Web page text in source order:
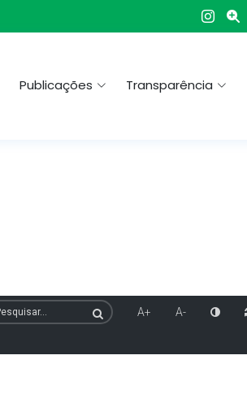
Publicações Transparência